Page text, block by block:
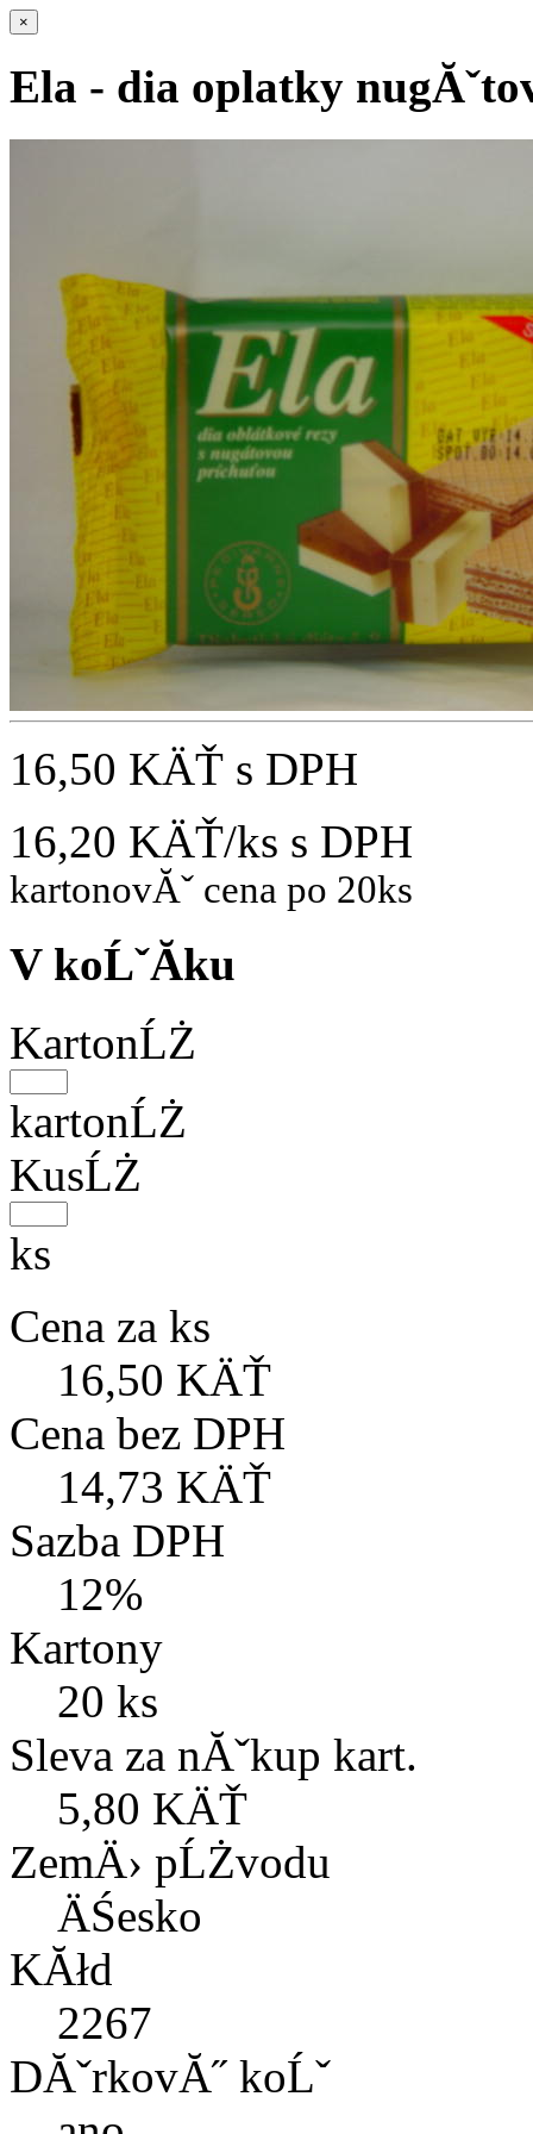
×
Ela - dia oplatky
16,50 KÄŤ s DPH
16,20 KÄŤ/ks s DPH
kartonovĂˇ cena po 20ks
V koĹˇĂ­ku
KartonĹŻ
kartonĹŻ
KusĹŻ
ks
Cena za ks
16,50 KÄŤ
Cena bez DPH
14,73 KÄŤ
Sazba DPH
12%
Kartony
20 ks
Sleva za nĂˇkup kart.
5,80 KÄŤ
ZemÄ› pĹŻvodu
ÄŚesko
KĂłd
2267
DĂˇrkovĂ˝ koĹˇ